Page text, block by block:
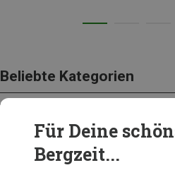
Beliebte Kategorien
Für Deine
Bergzeit...